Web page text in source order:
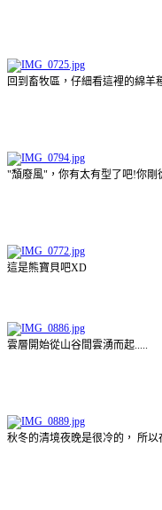
回到畜牧區，仔細看這裡的綿羊
"頹廢風"，你有太有型了吧!你剛
這是熊寶貝吧XD
雲層開始從山谷間雲湧而起.....
秋冬的清境夜晚是很冷的， 所